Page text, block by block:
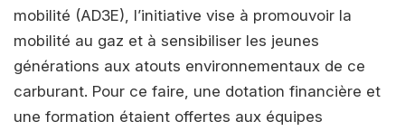
mobilité (AD3E), l’initiative vise à promouvoir la
mobilité au gaz et à sensibiliser les jeunes
générations aux atouts environnementaux de ce
carburant. Pour ce faire, une dotation financière et
une formation étaient offertes aux équipes